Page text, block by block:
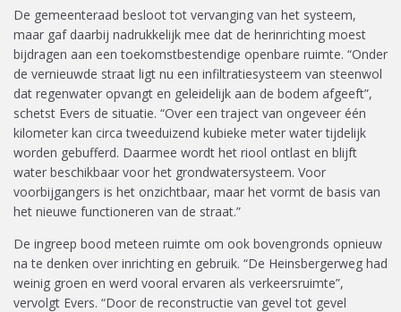
De gemeenteraad besloot tot vervanging van het systeem,
maar gaf daarbij nadrukkelijk mee dat de herinrichting moest
bijdragen aan een toekomstbestendige openbare ruimte. “Onder
de vernieuwde straat ligt nu een infiltratiesysteem van steenwol
dat regenwater opvangt en geleidelijk aan de bodem afgeeft”,
schetst Evers de situatie. “Over een traject van ongeveer één
kilometer kan circa tweeduizend kubieke meter water tijdelijk
worden gebufferd. Daarmee wordt het riool ontlast en blijft
water beschikbaar voor het grondwatersysteem. Voor
voorbijgangers is het onzichtbaar, maar het vormt de basis van
het nieuwe functioneren van de straat.”
De ingreep bood meteen ruimte om ook bovengronds opnieuw
na te denken over inrichting en gebruik. “De Heinsbergerweg had
weinig groen en werd vooral ervaren als verkeersruimte”,
vervolgt Evers. “Door de reconstructie van gevel tot gevel